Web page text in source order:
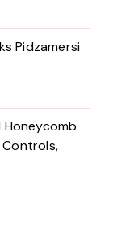
Pidzamersi